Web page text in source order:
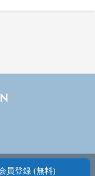
員登録 (無料)